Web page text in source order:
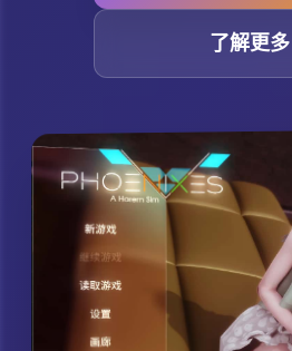
了解更多